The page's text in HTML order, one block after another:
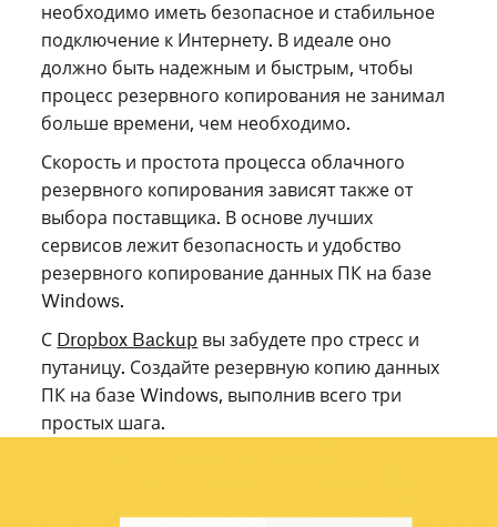
необходимо иметь безопасное и стабильное
подключение к Интернету. В идеале оно
должно быть надежным и быстрым, чтобы
процесс резервного копирования не занимал
больше времени, чем необходимо.
Скорость и простота процесса облачного
резервного копирования зависят также от
выбора поставщика. В основе лучших
сервисов лежит безопасность и удобство
резервного копирование данных ПК на базе
Windows.
С Dropbox Backup вы забудете про стресс и
путаницу. Создайте резервную копию данных
ПК на базе Windows, выполнив всего три
простых шага.